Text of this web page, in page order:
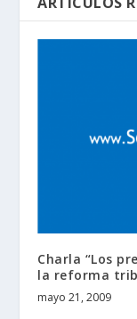
Charla “Los
la reforma
mayo 21, 2009